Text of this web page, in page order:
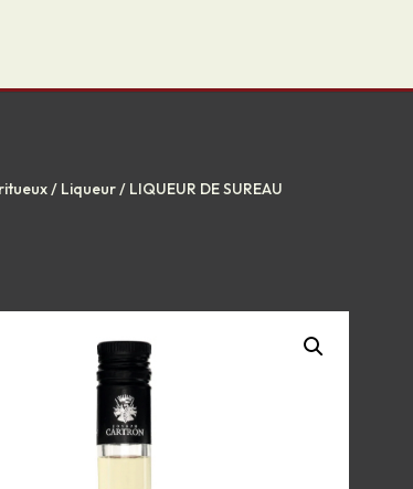
/ Liqueur/ LIQUEUR DE SUREAU